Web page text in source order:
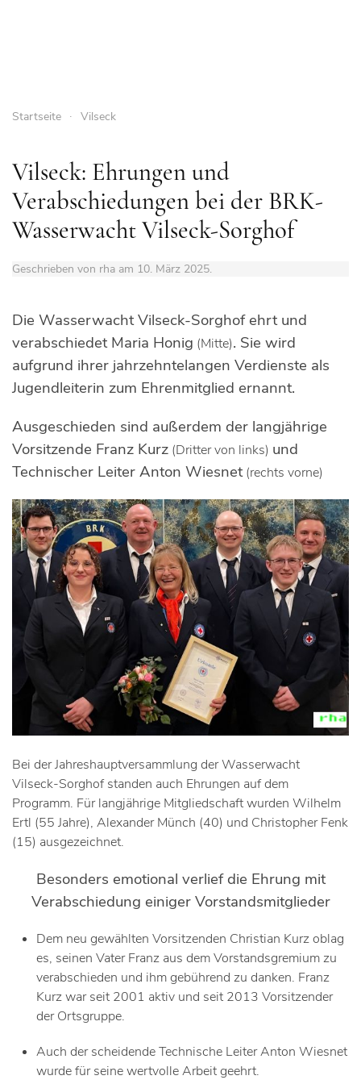
Startseite Vilseck
Vilseck: Ehrungen und
Verabschiedungen bei der BRK-
Wasserwacht Vilseck-Sorghof
Geschrieben von rha am 10. März 2025.
Die Wasserwacht Vilseck-Sorghof ehrt und
verabschiedet Maria Honig (Mitte). Sie wird
aufgrund ihrer jahrzehntelangen Verdienste als
Jugendleiterin zum Ehrenmitglied ernannt.
Ausgeschieden sind außerdem der langjährige
Vorsitzende Franz Kurz (Dritter von links) und
Technischer Leiter Anton Wiesnet(rechts vorne)
Bei der Jahreshauptversammlung der Wasserwacht
Vilseck-Sorghof standen auch Ehrungen auf dem
Programm. Für langjährige Mitgliedschaft wurden Wilhelm
Ertl (55 Jahre), Alexander Münch (40) und Christopher Fenk
(15) ausgezeichnet.
Besonders emotional verlief die Ehrung mit
Verabschiedung einiger Vorstandsmitglieder
Dem neu gewählten Vorsitzenden Christian Kurz oblag
es, seinen Vater Franz aus dem Vorstandsgremium zu
verabschieden und ihm gebührend zu danken. Franz
Kurz war seit 2001 aktiv und seit 2013 Vorsitzender
der Ortsgruppe.
Auch der scheidende Technische Leiter Anton Wiesnet
wurde für seine wertvolle Arbeit geehrt.